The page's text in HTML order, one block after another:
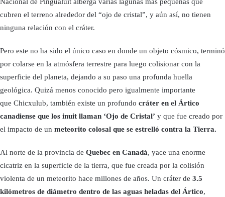
cubren el terreno alrededor del “ojo de cristal”, y aún así, no tienen
ninguna relación con el cráter.
Pero este no ha sido el único caso en donde un objeto cósmico, terminó
por colarse en la atmósfera terrestre para luego colisionar con la
superficie del planeta, dejando a su paso una profunda huella
geológica. Quizá menos conocido pero igualmente importante
que Chicxulub, también existe un profundo cráter en el Ártico
canadiense que los inuit llaman ‘Ojo de Cristal’ y que fue creado por
el impacto de un meteorito colosal que se estrelló contra la Tierra.
Al norte de la provincia de Quebec en Canadá, yace una enorme
cicatriz en la superficie de la tierra, que fue creada por la colisión
violenta de un meteorito hace millones de años. Un cráter de 3.5
kilómetros de diámetro dentro de las aguas heladas del Ártico,